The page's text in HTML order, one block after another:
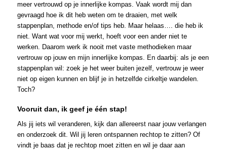
meer vertrouwd op je innerlijke kompas. Vaak wordt mij dan
gevraagd hoe ik dit heb weten om te draaien, met welk
stappenplan, methode en/of tips heb. Maar helaas…. die heb ik
niet. Want wat voor mij werkt, hoeft voor een ander niet te
werken. Daarom werk ik nooit met vaste methodieken maar
vertrouw op jouw en mijn innerlijke kompas. En daarbij: als je een
stappenplan wil: zoek je het weer buiten jezelf, vertrouw je weer
niet op eigen kunnen en blijf je in hetzelfde cirkeltje wandelen.
Toch?
Vooruit dan, ik geef je één stap!
Als jij iets wil veranderen, kijk dan allereerst naar jouw verlangen
en onderzoek dit. Wil jij leren ontspannen rechtop te zitten? Of
vindt je baas dat je rechtop moet zitten en wil je daar aan